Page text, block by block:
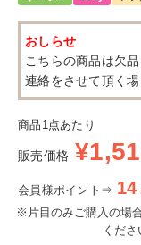
おしらせ
こちらの商品は欠
連絡をさせて頂く
商品1点あたり
販売価格 ¥
会員様ポイント⇒ 14
※片目のみご購入の場
くださ